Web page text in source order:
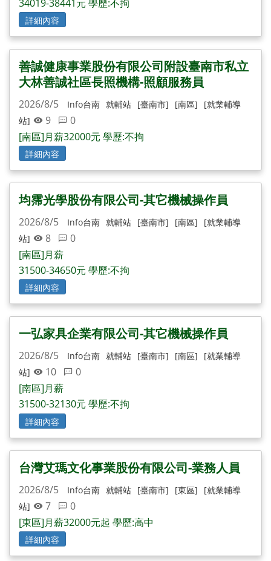
34019-38441元 學歷:不拘
詳細內容
善誠健康事業股份有限公司附設臺南市私立
大林善誠社區長照機構-照顧服務員
2026/8/5 Info台南 就輔站 [臺南市] [南區]
[就業輔導
站]
9
0
[南區]月薪32000元 學歷:不拘
詳細內容
均霈光學股份有限公司-其它機械操作員
2026/8/5 Info台南 就輔站 [臺南市] [南區]
[就業輔導
站]
8
0
[南區]月薪
31500-34650元 學歷:不拘
詳細內容
一弘家具企業有限公司-其它機械操作員
2026/8/5 Info台南 就輔站 [臺南市] [南區]
[就業輔導
站]
10
0
[南區]月薪
31500-32130元 學歷:不拘
詳細內容
台灣艾瑪文化事業股份有限公司-業務人員
2026/8/5 Info台南 就輔站 [臺南市] [東區]
[就業輔導
站]
7
0
[東區]月薪32000元起 學歷:高中
詳細內容